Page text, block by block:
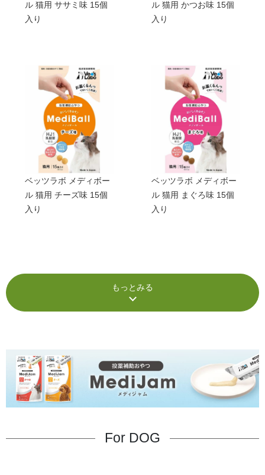
ル 猫用 ササミ味 15個
入り
ル 猫用 かつお味 15個
入り
ベッツラボ メディボー
ル 猫用 チーズ味 15個
入り
ベッツラボ メディボー
ル 猫用 まぐろ味 15個
入り
もっとみる
For DOG